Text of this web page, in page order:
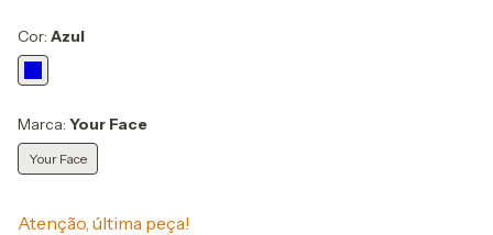
Cor: Azul
Marca: Your Face
Your Face
Atenção, última peça!